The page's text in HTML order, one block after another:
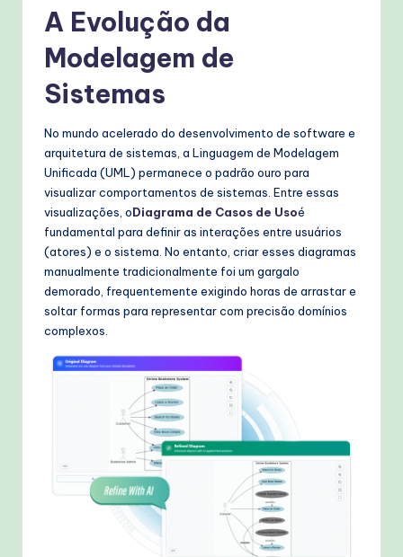
P
o
A
W
A Evolução da
Modelagem de
Sistemas
No mundo acelerado do desenvolvimento de software e
arquitetura de sistemas, a Linguagem de Modelagem
Unificada (UML) permanece o padrão ouro para
visualizar comportamentos de sistemas. Entre essas
visualizações, oDiagrama de Casos de Usoé
fundamental para definir as interações entre usuários
(atores) e o sistema. No entanto, criar esses diagramas
manualmente tradicionalmente foi um gargalo
demorado, frequentemente exigindo horas de arrastar e
soltar formas para representar com precisão domínios
complexos.